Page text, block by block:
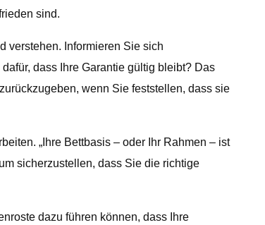
sind.
verstehen. Informieren Sie sich
dass Ihre Garantie gültig bleibt? Das
wenn Sie feststellen, dass sie
„Ihre Bettbasis – oder Ihr Rahmen – ist
sicherzustellen, dass Sie die richtige
dazu führen können, dass Ihre